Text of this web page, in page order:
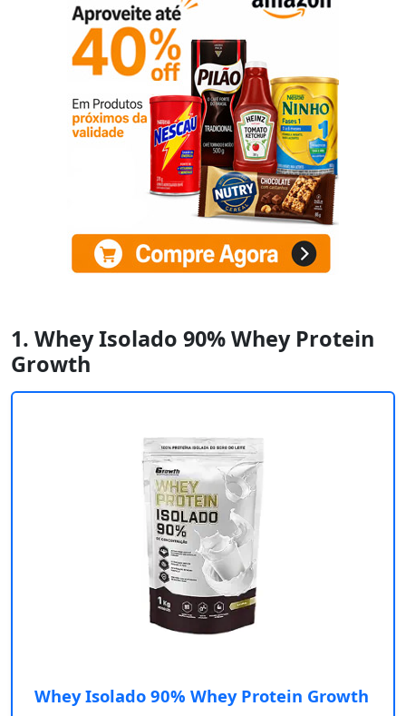
1. Whey Isolado 90% Whey Protein
Growth
Whey Isolado 90% Whey Protein Growth